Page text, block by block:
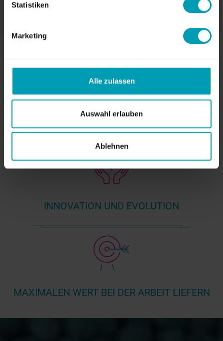
Statistiken
Marketing
Alle zulassen
Auswahl erlauben
Ablehnen
MENSCHEN ZUERST!
INNOVATION UND EVOLUTION
MAXIMALEN WERT BEI DER ARBEIT LIEFERN